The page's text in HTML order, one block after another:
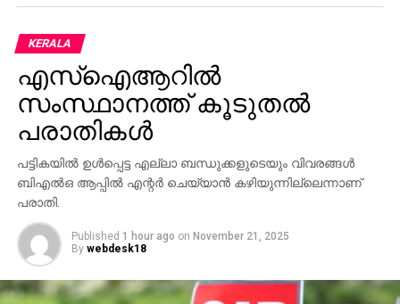
സ്ഥാപിക്കുന്നതിനെതിരെ മുന്നറിയിപ്പുമായി
ഹൈക്കോടതി. അനധികൃതമായി സ്ഥാപിച്ച
ബോര്‍ഡുകളും ബാനറുകളും രണ്ടാഴ്ചയ്ക്കകം നീക്കം
ചെയ്യണമെന്നാണ് നിര്‍ദ്ദേശം. ഉത്തരവാദികളില്‍ നിന്ന്
പിഴ ഈടാക്കുന്നതുള്‍പ്പെടെയുള്ള ശിക്ഷാ നടപടികള്‍
സ്വീകരിക്കണമെന്നും ഹൈക്കോടതി ഉത്തരവിട്ടു.
സ്ഥാനാര്‍ഥികള്‍, രാഷ്ട്രീയ പാര്‍ട്ടികള്‍ എന്നിവരില്‍ നിന്ന്
പിഴ ഈടാക്കുന്നത് ഉള്‍പ്പെടെയുള്ള നടപടികള്‍
സ്വീകരിക്കാന്‍ സംസ്ഥാന തെരഞ്ഞെടുപ്പ്
കമ്മീഷനോടും ജില്ലാ തെരഞ്ഞെടുപ്പ്
ഓഫിസര്‍മാരോടും ജസ്റ്റിസ് ദേവന്‍ രാമചന്ദ്രന്‍
നിര്‍ദേശിച്ചു.
KERALA
എസ്‌ഐആറില്‍
സംസ്ഥാനത്ത് കൂടുതല്‍
പരാതികള്‍
പട്ടികയില്‍ ഉള്‍പ്പെട്ട എല്ലാ ബന്ധുക്കളുടെയും വിവരങ്ങള്‍
ബിഎല്‍ഒ ആപ്പില്‍ എന്റര്‍ ചെയ്യാന്‍ കഴിയുന്നില്ലെന്നാണ്
പരാതി.
Published 1 hour ago on November 21, 2025
By webdesk18